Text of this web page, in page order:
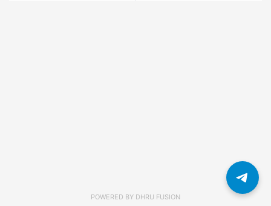
POWERED BY DHRU FUSION